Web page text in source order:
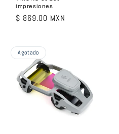
impresiones
Precio
$ 869.00 MXN
Agotado